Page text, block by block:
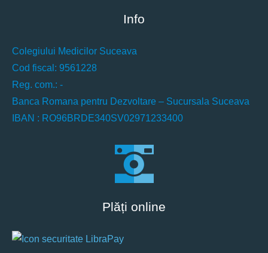
Info
Colegiului Medicilor Suceava
Cod fiscal: 9561228
Reg. com.: -
Banca Romana pentru Dezvoltare – Sucursala Suceava
IBAN : RO96BRDE340SV02971233400
Plăți online